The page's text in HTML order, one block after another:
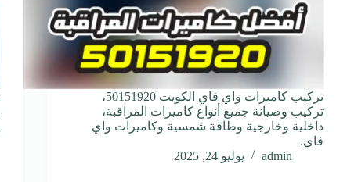
تركيب كاميرات واي فاي الكويت 50151920،
تركيب وصيانة جميع أنواع كاميرات المراقبة،
داخلية وخارجية وطاقة شمسية وكاميرات واي
فاي.
admin
يوليو 24, 2025